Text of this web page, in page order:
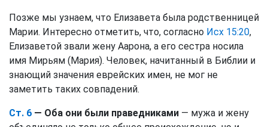
Позже мы узнаем, что Елизавета была родственницей
Марии. Интересно отметить, что, согласно Исх 15:20,
Елизаветой звали жену Аарона, а его сестра носила
имя Мирьям (Мария). Человек, начитанный в Библии и
знающий значения еврейских имен, не мог не
заметить таких совпадений.
Ст. 6 — Оба они были праведниками — мужа и жену